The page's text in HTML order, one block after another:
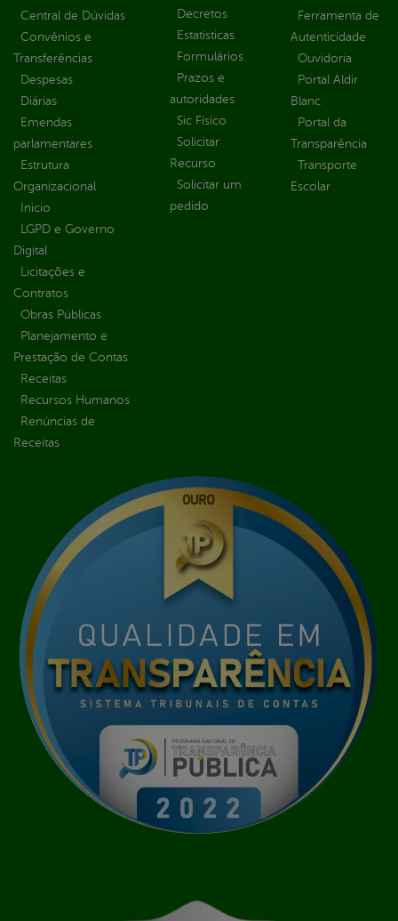
Central de Dúvidas
Convênios e
Transferências
Despesas
Diárias
Emendas
parlamentares
Estrutura
Organizacional
Inicio
LGPD e Governo
Digital
Licitações e
Contratos
Obras Públicas
Planejamento e
Prestação de Contas
Receitas
Recursos Humanos
Renúncias de
Receitas
Decretos
Estatísticas
Formulários
Prazos e
autoridades
Sic Físico
Solicitar
Recurso
Solicitar um
pedido
Ferramenta de
Autenticidade
Ouvidoria
Portal Aldir
Blanc
Portal da
Transparência
Transporte
Escolar